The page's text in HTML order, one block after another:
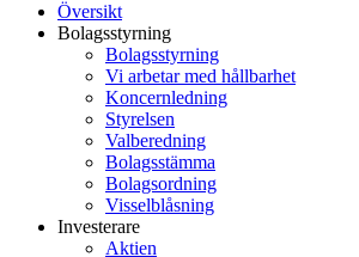
Översikt
Bolagsstyrning
Bolagsstyrning
Vi arbetar med hållbarhet
Koncernledning
Styrelsen
Valberedning
Bolagsstämma
Bolagsordning
Visselblåsning
Investerare
Aktien